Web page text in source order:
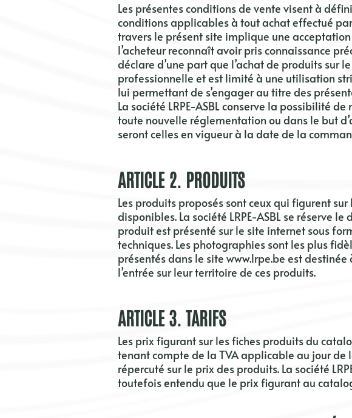
Les présentes conditions de vente visent à
conditions applicables à tout achat effectué
travers le présent site implique une
l’acheteur reconnaît avoir pris connaissance
déclare d’une part que l’achat de produits sur
professionnelle et est limité à une utilisation
lui permettant de s’engager au titre des
La société LRPE-ASBLconserve la possibilité de
toute nouvelle réglementation ou dans le but
seront celles en vigueur à la date de la
ARTICLE 2. PRODUITS
Les produits proposés sont ceux qui figurent sur
disponibles. La société LRPE-ASBL se réserve le
produit est présenté sur le site internet sous
techniques. Les photographies sont les plus
présentés dans le site www.lrpe.be est destinée
l’entrée sur leur territoire de ces produits.
ARTICLE 3. TARIFS
Les prix figurant sur les fiches produits du
tenant compte de la TVA applicable au jour de
répercuté sur le prix des produits. La société
toutefois entendu que le prix figurant au